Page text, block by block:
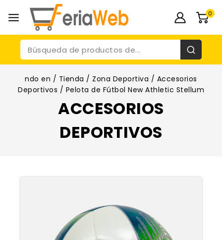
0
ndo en / Tienda / Zona Deportiva / Accesorios
Deportivos / Pelota de Fútbol New Athletic Stellum
ACCESORIOS
DEPORTIVOS